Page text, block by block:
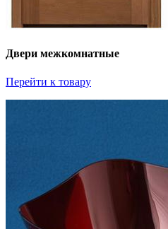
Двери межкомнатные
Перейти к товару